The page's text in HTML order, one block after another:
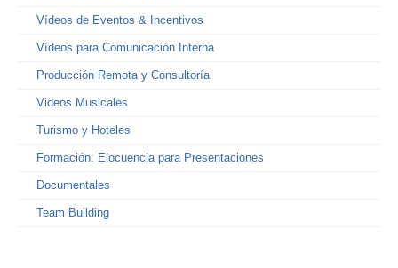
Vídeos de Eventos & Incentivos
Vídeos para Comunicación Interna
Producción Remota y Consultoría
Videos Musicales
Turismo y Hoteles
Formación: Elocuencia para Presentaciones
Documentales
Team Building